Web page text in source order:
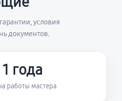
условия
документов.
года
работы мастера